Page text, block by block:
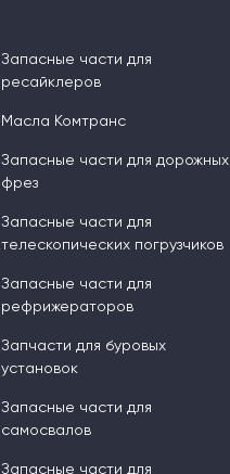
Запасные части для
ресайклеров
Масла Комтранс
Запасные части для дорожных
фрез
Запасные части для
телескопических погрузчиков
Запасные части для
рефрижераторов
Запчасти для буровых
установок
Запасные части для
самосвалов
Запасные части для